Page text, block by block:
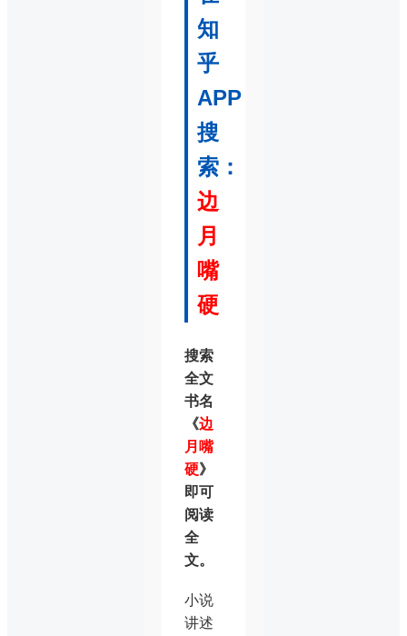
知
乎
APP
搜
索：
边
月
嘴
硬
搜索
全文
书名
《边
月嘴
硬》
即可
阅读
全
文。
小说
讲述